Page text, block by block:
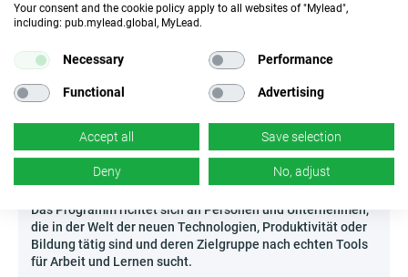
an, die schnelle Recherchen suchen.
Organisiere Webinare zum Thema
Arbeitsautomatisierung oder effektive
Zusammenarbeit in verteilten Teams und integriere
dabei eine Live-Demonstration der Software.
beobachte, wie das Interesse an deiner Empfehlung Fahrt
aufnimmt!
Wer kann Mind Manager bewerben?
Das Programm richtet sich an Personen und Unternehmen,
die in der Welt der neuen Technologien, Produktivität oder
Bildung tätig sind und deren Zielgruppe nach echten Tools
für Arbeit und Lernen sucht.
Your consent and the cookie policy apply to all websites of "Mylead",
including: pub.mylead.global, MyLead.
Necessary Performance
Functional Advertising
Accept all Save selection
Deny No, adjust